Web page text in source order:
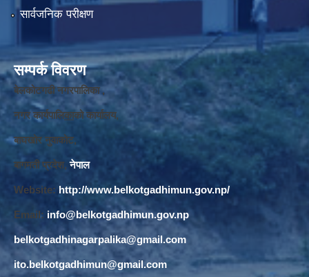
सार्वजनिक परीक्षण
सम्पर्क विवरण
बेलकोटगढी नगरपालिका ,
नगर कार्यपालिकाको कार्यालय,
बाघखोर नुवाकोट,
बागमती प्रदेश, नेपाल
Website: http://www.belkotgadhimun.gov.np/
Email: info@belkotgadhimun.gov.np
belkotgadhinagarpalika@gmail.com
ito.belkotgadhimun@gmail.com